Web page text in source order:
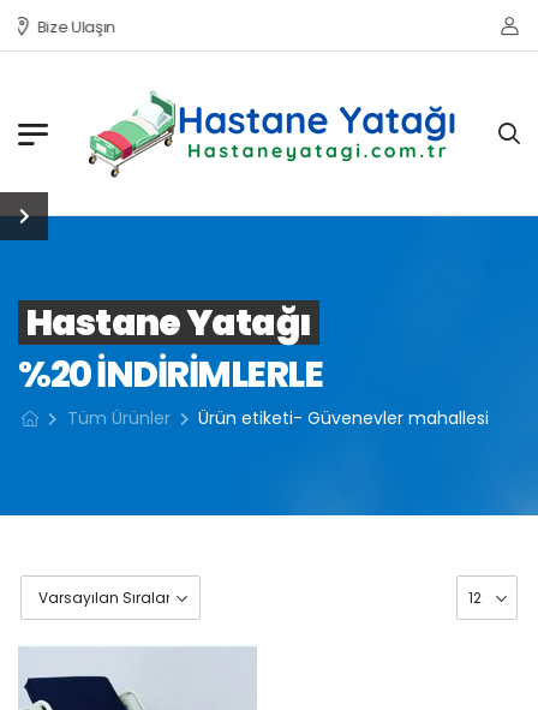
Bize Ulaşın
Hastane Yatağı
%20 INDIRIMLERLE
Tüm Ürünler Ürün etiketi- Güvenevler mahallesi